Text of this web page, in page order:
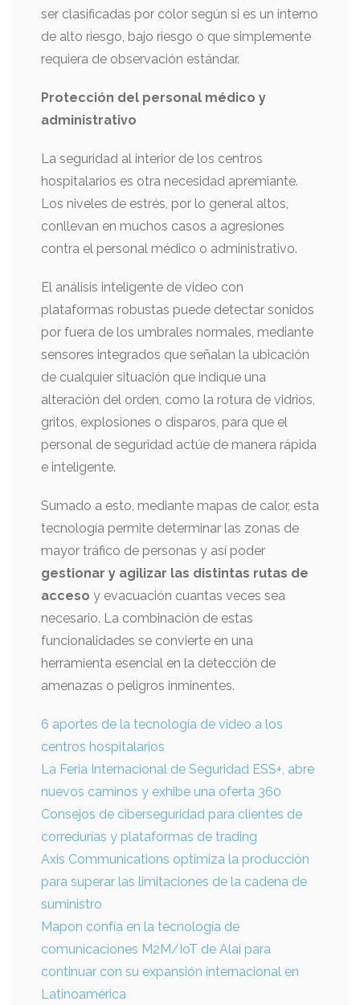
ser clasificadas por color según si es un interno
de alto riesgo, bajo riesgo o que simplemente
requiera de observación estándar.
Protección del personal médico y
administrativo
La seguridad al interior de los centros
hospitalarios es otra necesidad apremiante.
Los niveles de estrés, por lo general altos,
conllevan en muchos casos a agresiones
contra el personal médico o administrativo.
El análisis inteligente de video con
plataformas robustas puede detectar sonidos
por fuera de los umbrales normales, mediante
sensores integrados que señalan la ubicación
de cualquier situación que indique una
alteración del orden, como la rotura de vidrios,
gritos, explosiones o disparos, para que el
personal de seguridad actúe de manera rápida
e inteligente.
Sumado a esto, mediante mapas de calor, esta
tecnología permite determinar las zonas de
mayor tráfico de personas y así poder
gestionar y agilizar las distintas rutas de
acceso y evacuación cuantas veces sea
necesario. La combinación de estas
funcionalidades se convierte en una
herramienta esencial en la detección de
amenazas o peligros inminentes.
6 aportes de la tecnología de video a los
centros hospitalarios
La Feria Internacional de Seguridad ESS+, abre
nuevos caminos y exhibe una oferta 360
Consejos de ciberseguridad para clientes de
corredurías y plataformas de trading
Axis Communications optimiza la producción
para superar las limitaciones de la cadena de
suministro
Mapon confía en la tecnología de
comunicaciones M2M/IoT de Alai para
continuar con su expansión internacional en
Latinoamérica